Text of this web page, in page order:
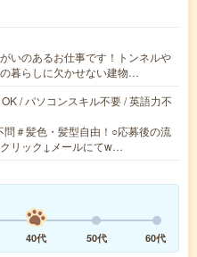
いのあるお仕事です！トンネルや
暮らしに欠かせない建物…
/ パソコンスキル不要 / 英語力不
問＃髪色・髪型自由！○応募後の流
リック↓メールにてw…
40代 50代 60代